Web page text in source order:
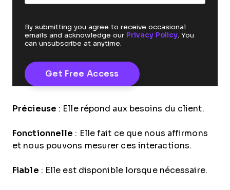
By submitting you agree to receive occasional
emails and acknowledge our Privacy Policy. You
can unsubscribe at anytime.
Précieuse : Elle répond aux besoins du client.
Fonctionnelle : Elle fait ce que nous affirmons
et nous pouvons mesurer ces interactions.
Fiable : Elle est disponible lorsque nécessaire.